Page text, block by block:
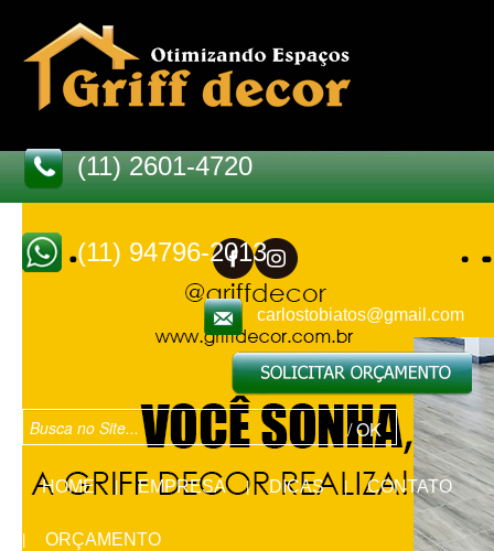
(11) 2601-4720
(11) 94796-2013
carlostobiatos@gmail.com
HOME EMPRESA | DICAS CONTATO
ORÇAMENTO